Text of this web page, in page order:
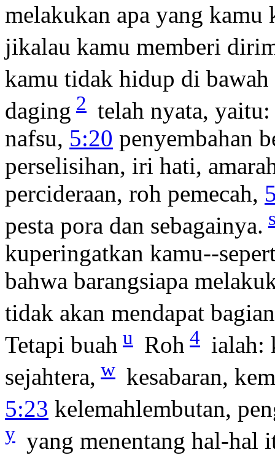
melakukan apa yang kamu
jikalau kamu memberi
kamu tidak hidup di bawah
daging 2 telah nyata,
nafsu, 5:20 penyembahan
perselisihan, iri hati,
percideraan, roh pemecah,
pesta pora dan sebagainya.
kuperingatkan kamu--
bahwa barangsiapa
tidak akan mendapat
Tetapi buah u Roh 4 ialah:
sejahtera, w kesabaran,
5:23 kelemahlembutan,
y yang menentang hal-hal